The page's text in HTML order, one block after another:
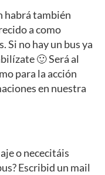
habrá también
a como
Si no hay un bus ya
🙂 Será al
para la acción
en nuestra
o nececitáis
Escribid un mail